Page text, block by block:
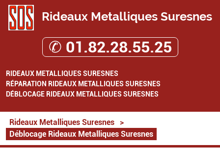
Rideaux Metalliques Suresnes
✆ 01.82.28.55.25
RIDEAUX METALLIQUES SURESNES
RÉPARATION RIDEAUX METALLIQUES SURESNES
DÉBLOCAGE RIDEAUX METALLIQUES SURESNES
Rideaux Metalliques Suresnes
>
Déblocage Rideaux Metalliques Suresnes